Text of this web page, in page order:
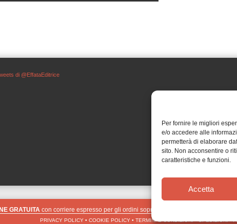
Per fornire le migliori
e/o accedere alle
permetterà di elaborare
sito. Non acconsentire o
caratteristiche e funzioni.
Accetta
di @EffataEditrice
PRIVACY POLICY • COOKIE POLICY • TERMINI E CONDIZIONI
GRATUITA con corriere espresso per gli ordini sopra i 40 €